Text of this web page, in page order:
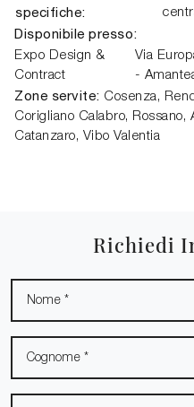
specifiche:
Disponibile presso:
Expo Design &
Contract
Via
-
Zone servite: Cosenza,
Corigliano Calabro, Rossano,
Catanzaro, Vibo Valentia
Richiedi